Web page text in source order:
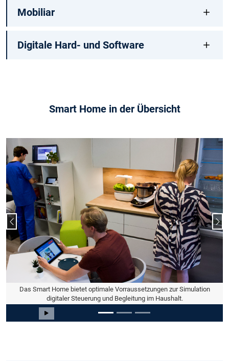
Mobiliar
Digitale Hard- und Software
Smart Home in der Übersicht
Carousel starten
Das Smart Home bietet optimale Vorraussetzungen zur Simulation
digitaler Steuerung und Begleitung im Haushalt.
Vorheriger Slide
Slide 1 von 3